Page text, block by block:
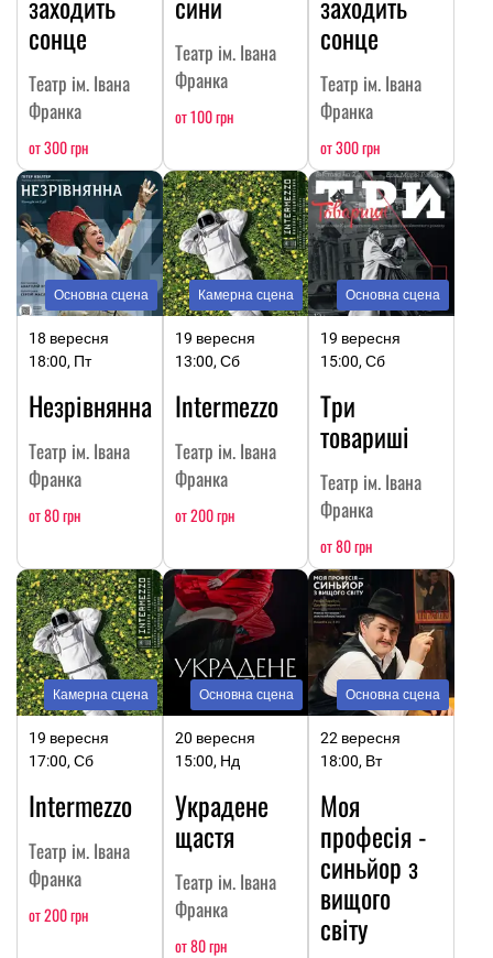
сонце
Театр ім. Івана
Франка
от 300 грн
Театр ім. Івана
Франка
от 100 грн
сонце
Театр ім. Івана
Франка
от 300 грн
Основна сцена
18 вересня
18:00, Пт
Незрівнянна
Театр ім. Івана
Франка
от 80 грн
Камерна сцена
19 вересня
13:00, Сб
Intermezzo
Театр ім. Івана
Франка
от 200 грн
Основна сцена
19 вересня
15:00, Сб
Три
товариші
Театр ім. Івана
Франка
от 80 грн
Камерна сцена
19 вересня
17:00, Сб
Intermezzo
Театр ім. Івана
Франка
от 200 грн
Основна сцена
20 вересня
15:00, Нд
Украдене
щастя
Театр ім. Івана
Франка
от 80 грн
Основна сцена
22 вересня
18:00, Вт
Моя
професія -
синьйор з
вищого
світу